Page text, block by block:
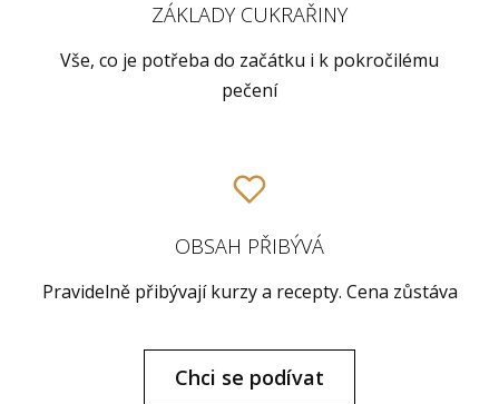
ZÁKLADY CUKRAŘINY
Vše, co je potřeba do začátku i k pokročilému
pečení
OBSAH PŘIBÝVÁ
Pravidelně přibývají kurzy a recepty. Cena zůstáva
Chci se podívat